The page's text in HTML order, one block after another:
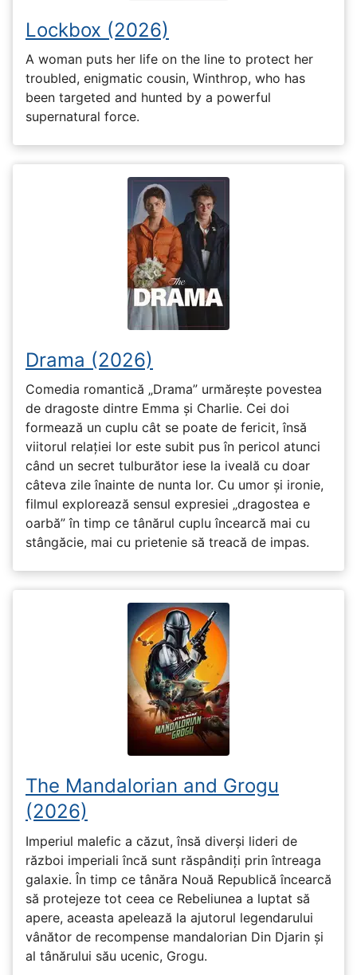
Lockbox (2026)
A woman puts her life on the line to protect her
troubled, enigmatic cousin, Winthrop, who has
been targeted and hunted by a powerful
supernatural force.
Drama (2026)
Comedia romantică „Drama” urmărește povestea
de dragoste dintre Emma și Charlie. Cei doi
formează un cuplu cât se poate de fericit, însă
viitorul relației lor este subit pus în pericol atunci
când un secret tulburător iese la iveală cu doar
câteva zile înainte de nunta lor. Cu umor și ironie,
filmul explorează sensul expresiei „dragostea e
oarbă” în timp ce tânărul cuplu încearcă mai cu
stângăcie, mai cu prietenie să treacă de impas.
The Mandalorian and Grogu
(2026)
Imperiul malefic a căzut, însă diverși lideri de
război imperiali încă sunt răspândiți prin întreaga
galaxie. În timp ce tânăra Nouă Republică încearcă
să protejeze tot ceea ce Rebeliunea a luptat să
apere, aceasta apelează la ajutorul legendarului
vânător de recompense mandalorian Din Djarin și
al tânărului său ucenic, Grogu.